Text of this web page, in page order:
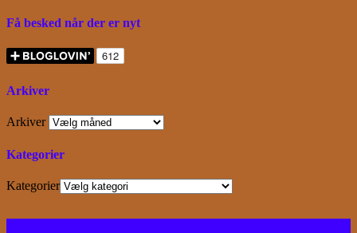
Få besked når der er nyt
Arkiver
Arkiver
Kategorier
Kategorier